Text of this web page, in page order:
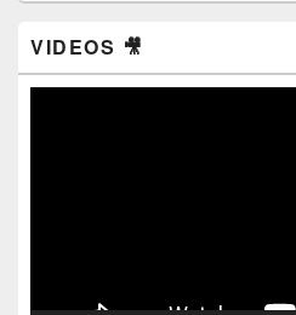
VIDEOS 🎥